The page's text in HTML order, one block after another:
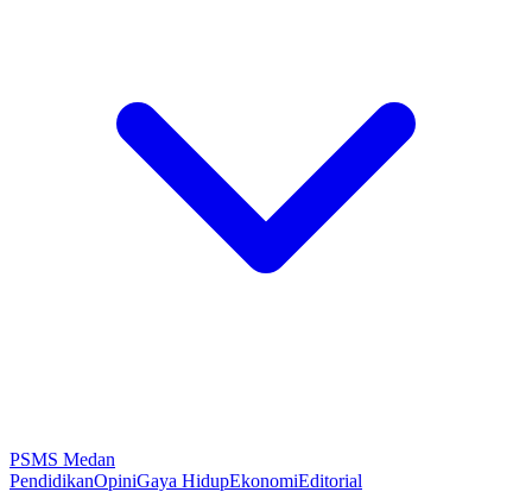
PSMS Medan
PendidikanOpiniGaya HidupEkonomiEditorial